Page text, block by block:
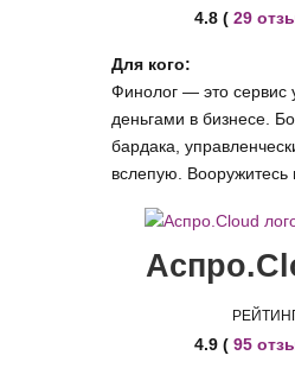
4.8 ( 29
Для кого:
Финолог — это сервис
деньгами в бизнесе.
бардака,
вслепую. Вооружитесь
4.9 ( 95